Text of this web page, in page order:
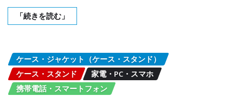
「続きを読む」
ケース・ジャケット（ケース・スタンド）
ケース・スタンド
家電・PC・スマホ
携帯電話・スマートフォン